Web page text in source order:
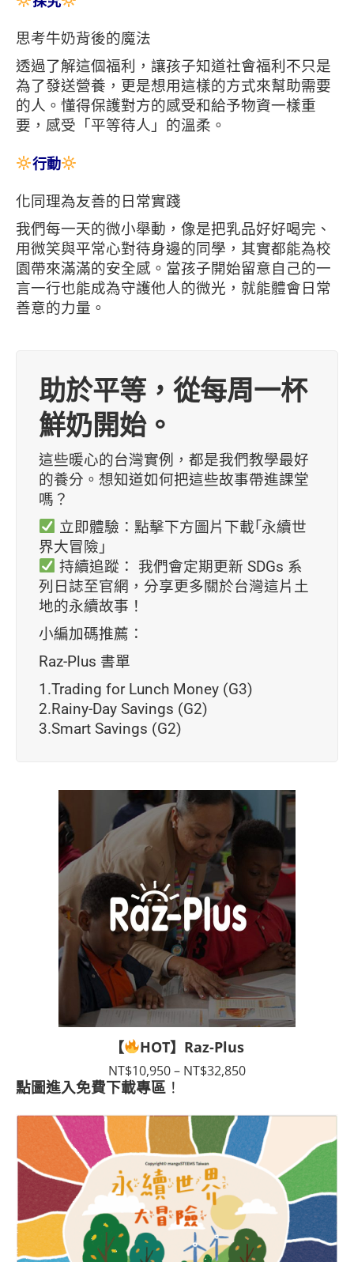
思考牛奶背後的魔法
透過了解這個福利，讓孩子知道社會福利不只是
為了發送營養，更是想用這樣的方式來幫助需要
的人。懂得保護對方的感受和給予物資一樣重
要，感受「平等待人」的溫柔。
行動
化同理為友善的日常實踐
我們每一天的微小舉動，像是把乳品好好喝完、
用微笑與平常心對待身邊的同學，其實都能為校
園帶來滿滿的安全感。當孩子開始留意自己的一
言一行也能成為守護他人的微光，就能體會日常
善意的力量。
助於平等，從每周一杯
鮮奶開始。
這些暖心的台灣實例，都是我們教學最好
的養分。想知道如何把這些故事帶進課堂
嗎？
立即體驗：點擊下方圖片下載｢永續世
界大冒險」
持續追蹤： 我們會定期更新 SDGs 系
列日誌至官網，分享更多關於台灣這片土
地的永續故事！
小編加碼推薦：
Raz-Plus 書單
1.Trading for Lunch Money (G3)
2.Rainy-Day Savings (G2)
3.Smart Savings (G2)
【 HOT】Raz-Plus
NT$10,950– NT$32,850價
圍：
NT$10,950
到
NT$32,850
點圖進入免費下載專區 ！